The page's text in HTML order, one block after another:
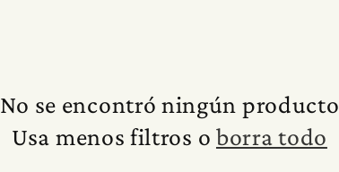
No se encontró ningún producto
Usa menos filtros o borra todo